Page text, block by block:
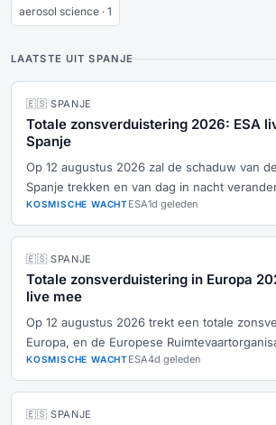
aerosol science · 1
LAATSTE UIT SPANJE
🇪🇸 SPANJE
Totale zonsverduistering 2026: ESA
Spanje
Op 12 augustus 2026 zal de schaduw van
Spanje trekken en van dag in nacht
KOSMISCHE WACHTESA1d geleden
🇪🇸 SPANJE
Totale zonsverduistering in Europa
live mee
Op 12 augustus 2026 trekt een totale
Europa, en de Europese
KOSMISCHE WACHTESA4d geleden
🇪🇸 SPANJE